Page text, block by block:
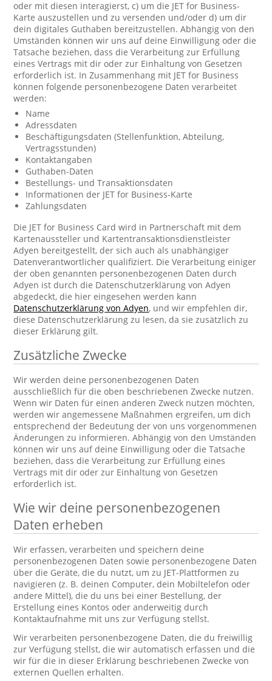
oder mit diesen interagierst, c) um die JET for Business-
Karte auszustellen und zu versenden und/oder d) um dir
dein digitales Guthaben bereitzustellen. Abhängig von den
Umständen können wir uns auf deine Einwilligung oder die
Tatsache beziehen, dass die Verarbeitung zur Erfüllung
eines Vertrags mit dir oder zur Einhaltung von Gesetzen
erforderlich ist. In Zusammenhang mit JET for Business
können folgende personenbezogene Daten verarbeitet
werden:
Name
Adressdaten
Beschäftigungsdaten (Stellenfunktion, Abteilung,
Vertragsstunden)
Kontaktangaben
Guthaben-Daten
Bestellungs- und Transaktionsdaten
Informationen der JET for Business-Karte
Zahlungsdaten
Die JET for Business Card wird in Partnerschaft mit dem
Kartenaussteller und Kartentransaktionsdienstleister
Adyen bereitgestellt, der sich auch als unabhängiger
Datenverantwortlicher qualifiziert. Die Verarbeitung einiger
der oben genannten personenbezogenen Daten durch
Adyen ist durch die Datenschutzerklärung von Adyen
abgedeckt, die hier eingesehen werden kann
Datenschutzerklärung von Adyen, und wir empfehlen dir,
diese Datenschutzerklärung zu lesen, da sie zusätzlich zu
dieser Erklärung gilt.
Zusätzliche Zwecke
Wir werden deine personenbezogenen Daten
ausschließlich für die oben beschriebenen Zwecke nutzen.
Wenn wir Daten für einen anderen Zweck nutzen möchten,
werden wir angemessene Maßnahmen ergreifen, um dich
entsprechend der Bedeutung der von uns vorgenommenen
Änderungen zu informieren. Abhängig von den Umständen
können wir uns auf deine Einwilligung oder die Tatsache
beziehen, dass die Verarbeitung zur Erfüllung eines
Vertrags mit dir oder zur Einhaltung von Gesetzen
erforderlich ist.
Wie wir deine personenbezogenen
Daten erheben
Wir erfassen, verarbeiten und speichern deine
personenbezogenen Daten sowie personenbezogene Daten
über die Geräte, die du nutzt, um zu JET-Plattformen zu
navigieren (z. B. deinen Computer, dein Mobiltelefon oder
andere Mittel), die du uns bei einer Bestellung, der
Erstellung eines Kontos oder anderweitig durch
Kontaktaufnahme mit uns zur Verfügung stellst.
Wir verarbeiten personenbezogene Daten, die du freiwillig
zur Verfügung stellst, die wir automatisch erfassen und die
wir für die in dieser Erklärung beschriebenen Zwecke von
externen Quellen erhalten.